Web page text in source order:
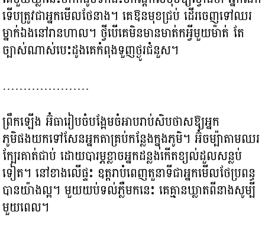
ទើបត្រូវជាអ្នកមើលថែនាង។ គេឱនមុខជ្រប់ ដើរចេញទៅឈរ
ម្នាក់ឯងនៅរានហាល។ ថ្វីបើគេមិនមានមាត់កអ្វីមួយម៉ាត់ តែ
ច្បាស់ណាស់បេះដូងគេកំពុងទួញថ្ងូរជំនួស។
…………………
ព្រឹកឡើង អ៊ំធារៀបចំបង្អែមចំអាបរាប់សិបថាសឱ្យអ្នក
ភូមិផងយកទៅសែនអ្នកតាគ្រប់កន្លែងក្នុងភូមិ។ អ៊ំចម្ប៉ាតាមឈរ
ក្បែរគាត់ជាប់ ដោយបារម្ភខ្លាចអ្នកដន្លងកើតខ្យល់ដួលសន្លប់
ទៀត។ នៅខាងលើផ្ទះ ឧត្តរាបំពេញតួនាទីជាអ្នកមើលថែប្រពន្ធ
បានយ៉ាងល្អ។ មួយយប់ទល់ភ្លឺមកនេះ គេគ្មានឃ្លាតពីនាងសូម្បី
មួយពេល។